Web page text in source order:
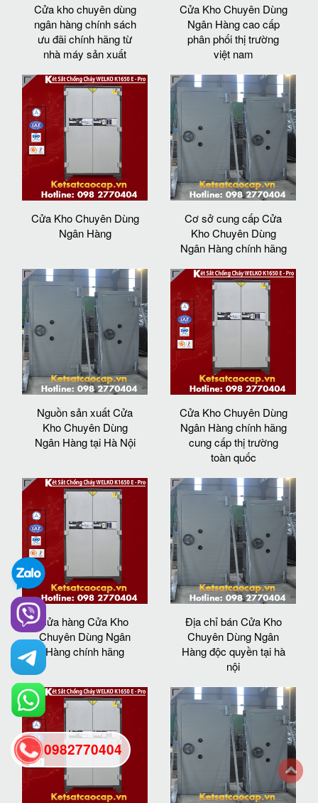
Cửa kho chuyên dùng
ngân hàng chính sách
ưu đãi chính hãng từ
nhà máy sản xuất
Cửa Kho Chuyên Dùng
Ngân Hàng cao cấp
phân phối thị trường
việt nam
Cửa Kho Chuyên Dùng
Ngân Hàng
Cơ sở cung cấp Cửa
Kho Chuyên Dùng
Ngân Hàng chính hãng
Nguồn sản xuất Cửa
Kho Chuyên Dùng
Ngân Hàng tại Hà Nội
Cửa Kho Chuyên Dùng
Ngân Hàng chính hãng
cung cấp thị trường
toàn quốc
cửa hàng Cửa Kho
Chuyên Dùng Ngân
Hàng chính hãng
Địa chỉ bán Cửa Kho
Chuyên Dùng Ngân
Hàng độc quyền tại hà
nội
0982770404
back